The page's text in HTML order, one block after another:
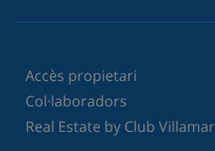
Accès propietari
Col·laboradors
Real Estate by Club Villamar